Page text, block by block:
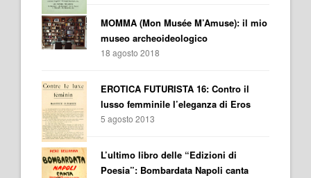
MOMMA (Mon Musée M’Amuse): il mio
museo archeoideologico
18 agosto 2018
EROTICA FUTURISTA 16: Contro il
lusso femminile l’eleganza di Eros
5 agosto 2013
L’ultimo libro delle “Edizioni di
Poesia”: Bombardata Napoli canta